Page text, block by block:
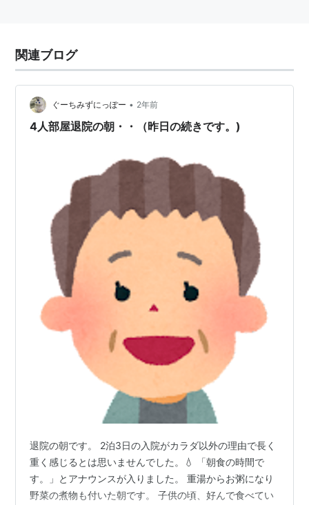
関連ブログ
ぐーちみずにっぽー • 2年前
4人部屋退院の朝・・（昨日の続きです。)
退院の朝です。 2泊3日の入院がカラダ以外の理由で長く
重く感じるとは思いませんでした。💧 「朝食の時間で
す。」とアナウンスが入りました。 重湯からお粥になり
野菜の煮物も付いた朝です。 子供の頃、好んで食べてい